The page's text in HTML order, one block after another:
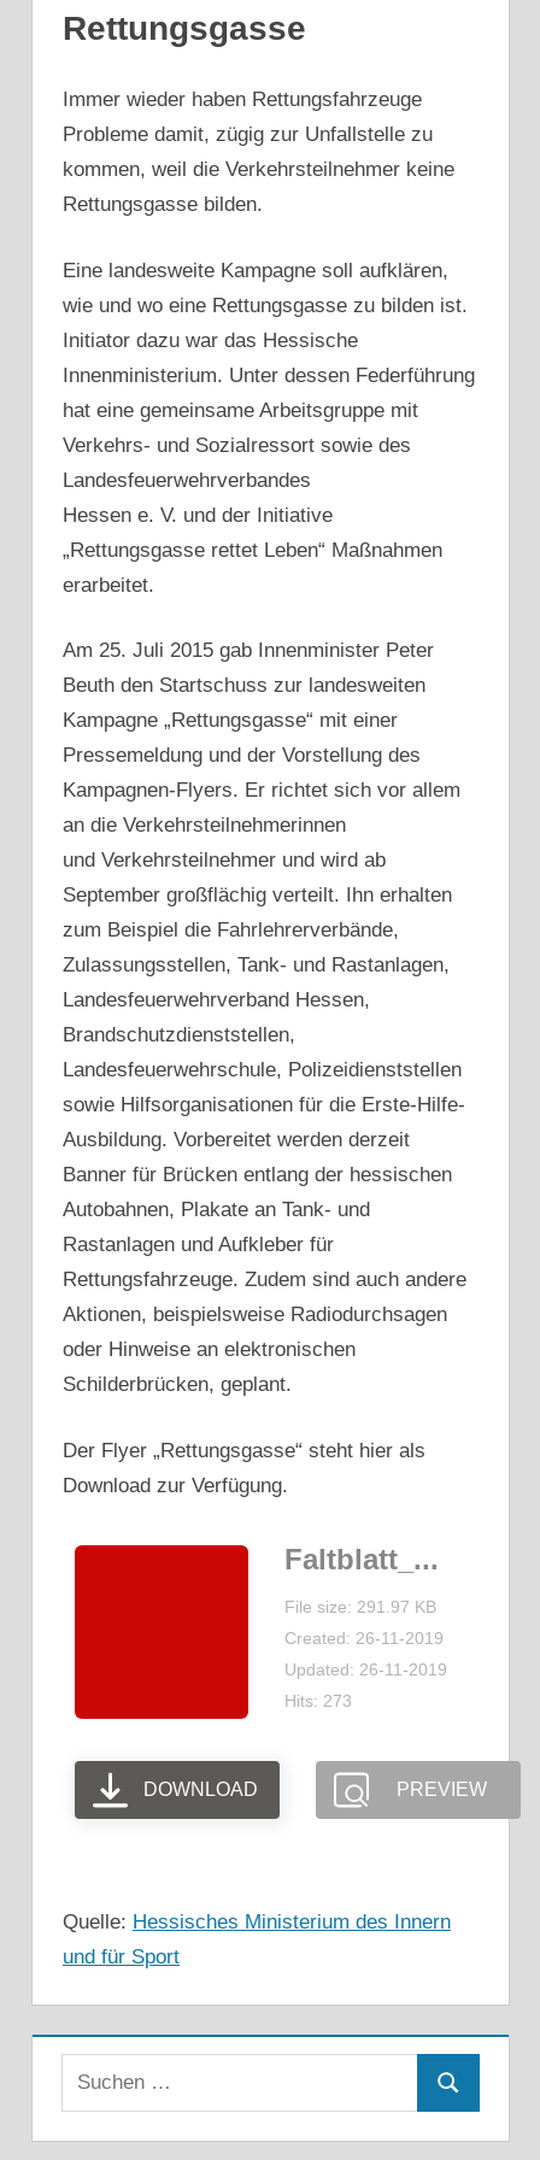
Rettungsgasse
Immer wieder haben Rettungsfahrzeuge
Probleme damit, zügig zur Unfallstelle zu
kommen, weil die Verkehrsteilnehmer keine
Rettungsgasse bilden.
Eine landesweite Kampagne soll aufklären,
wie und wo eine Rettungsgasse zu bilden ist.
Initiator dazu war das Hessische
Innenministerium. Unter dessen Federführung
hat eine gemeinsame Arbeitsgruppe mit
Verkehrs- und Sozialressort sowie des
Landesfeuerwehrverbandes
Hessen e. V. und der Initiative
„Rettungsgasse rettet Leben“ Maßnahmen
erarbeitet.
Am 25. Juli 2015 gab Innenminister Peter
Beuth den Startschuss zur landesweiten
Kampagne „Rettungsgasse“ mit einer
Pressemeldung und der Vorstellung des
Kampagnen-Flyers. Er richtet sich vor allem
an die Verkehrsteilnehmerinnen
und Verkehrsteilnehmer und wird ab
September großflächig verteilt. Ihn erhalten
zum Beispiel die Fahrlehrerverbände,
Zulassungsstellen, Tank- und Rastanlagen,
Landesfeuerwehrverband Hessen,
Brandschutzdienststellen,
Landesfeuerwehrschule, Polizeidienststellen
sowie Hilfsorganisationen für die Erste-Hilfe-
Ausbildung. Vorbereitet werden derzeit
Banner für Brücken entlang der hessischen
Autobahnen, Plakate an Tank- und
Rastanlagen und Aufkleber für
Rettungsfahrzeuge. Zudem sind auch andere
Aktionen, beispielsweise Radiodurchsagen
oder Hinweise an elektronischen
Schilderbrücken, geplant.
Der Flyer „Rettungsgasse“ steht hier als
Download zur Verfügung.
Faltblatt_...
File size: 291.97 KB
Created: 26-11-2019
Updated: 26-11-2019
Hits: 273
DOWNLOAD PREVIEW
Quelle: Hessisches Ministerium des Innern
und für Sport
Suchen